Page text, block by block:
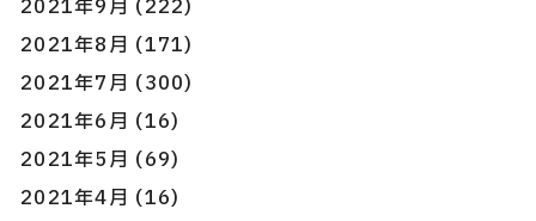
2021年9月 (222)
2021年8月 (171)
2021年7月 (300)
2021年6月 (16)
2021年5月 (69)
2021年4月 (16)